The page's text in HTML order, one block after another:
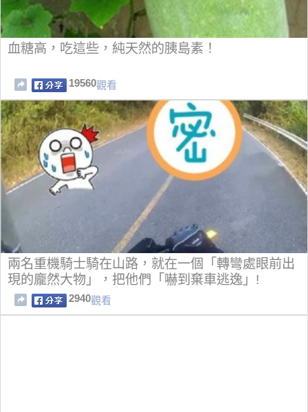
血糖高，吃這些，純天然的胰島素！
19560觀看
兩名重機騎士騎在山路，就在一個「轉彎處眼前出
現的龐然大物」，把他們「嚇到棄車逃逸」!
2940觀看